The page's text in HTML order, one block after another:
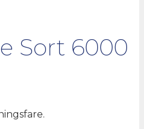
Sort 6000